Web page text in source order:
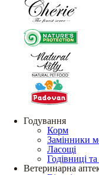
Годування
Корм
Замінники
Ласощі
Годівниці
Ветеринарна